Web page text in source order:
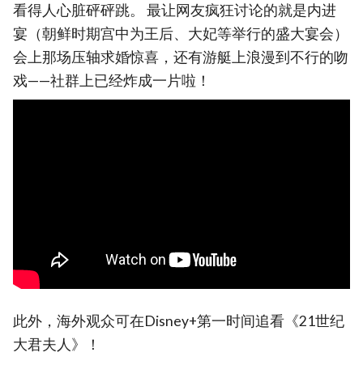
看得人心脏砰砰跳。 最让网友疯狂讨论的就是内进
宴（朝鲜时期宫中为王后、大妃等举行的盛大宴会）
会上那场压轴求婚惊喜，还有游艇上浪漫到不行的吻
戏——社群上已经炸成一片啦！
此外，海外观众可在Disney+第一时间追看《21世纪
大君夫人》！